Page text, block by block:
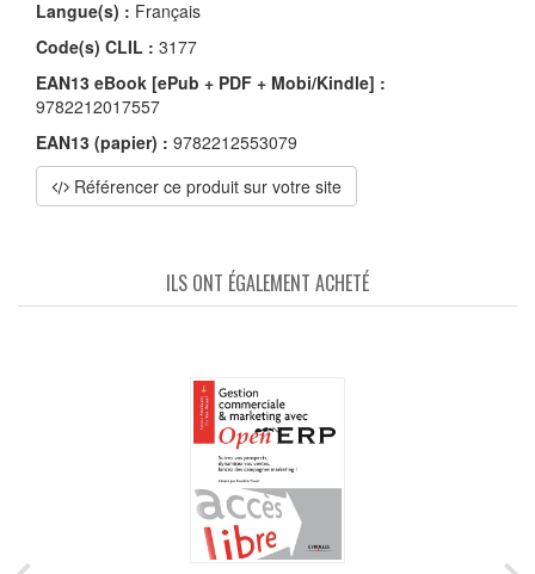
Langue(s) : Français
Code(s) CLIL : 3177
EAN13 eBook [ePub + PDF + Mobi/Kindle] :
9782212017557
EAN13 (papier) : 9782212553079
Référencer ce produit sur votre site
ILS ONT ÉGALEMENT ACHETÉ